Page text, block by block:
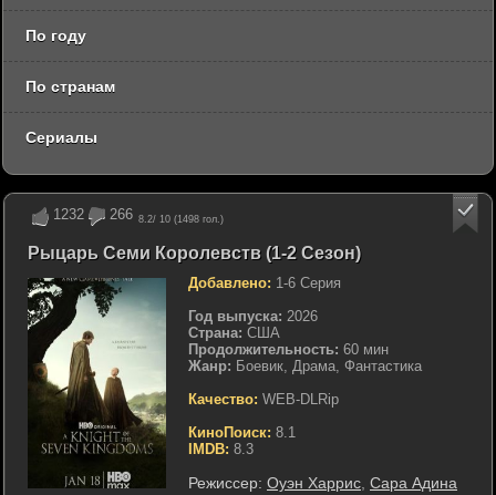
1232 266 8.2/ 10 (1498 гол.)
Рыцарь Семи Королевств (1-2 Сезон)
Добавлено: 1-6 Серия
Год выпуска: 2026
Страна: США
Продолжительность: 60 мин
Жанр: Боевик, Драма, Фантастика
Качество: WEB-DLRip
КиноПоиск: 8.1
IMDB: 8.3
Режиссер: Оуэн Харрис Сара Адина
По году
По странам
Сериалы